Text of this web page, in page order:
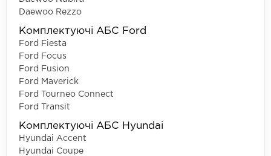
Daewoo Rezzo
Комплектуючі АБС Ford
Ford Fiesta
Ford Focus
Ford Fusion
Ford Maverick
Ford Tourneo Connect
Ford Transit
Комплектуючі АБС Hyundai
Hyundai Accent
Hyundai Coupe